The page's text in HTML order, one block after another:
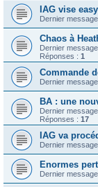
IAG vise
Dernier
Chaos à
Dernier
Réponses : 1
Commande
Dernier
BA : une
Dernier
Réponses : 17
IAG va
Dernier
Enormes
Dernier